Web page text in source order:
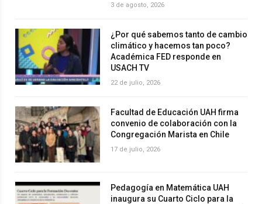
3 de agosto, 2026
¿Por qué sabemos tanto de cambio
climático y hacemos tan poco?
Académica FED responde en
USACH TV
22 de julio, 2026
Facultad de Educación UAH firma
convenio de colaboración con la
Congregación Marista en Chile
17 de julio, 2026
Pedagogía en Matemática UAH
inaugura su Cuarto Ciclo para la